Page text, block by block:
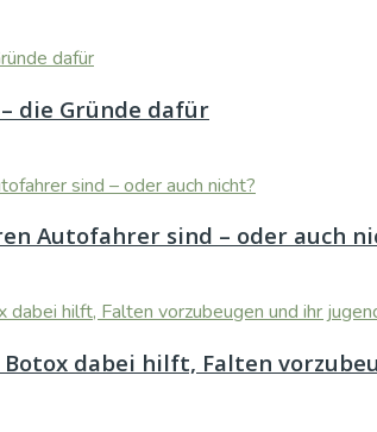
die Gründe dafür
Autofahrer sind – oder auch
dabei hilft, Falten